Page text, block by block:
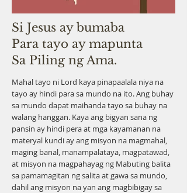
Si Jesus ay bumaba
Para tayo ay mapunta
Sa Piling ng Ama.
Mahal tayo ni Lord kaya pinapaalala niya na
tayo ay hindi para sa mundo na ito. Ang buhay
sa mundo dapat maihanda tayo sa buhay na
walang hanggan. Kaya ang bigyan sana ng
pansin ay hindi pera at mga kayamanan na
materyal kundi ay ang misyon na magmahal,
maging banal, manampalataya, magpatawad,
at misyon na magpahayag ng Mabuting balita
sa pamamagitan ng salita at gawa sa mundo,
dahil ang misyon na yan ang magbibigay sa